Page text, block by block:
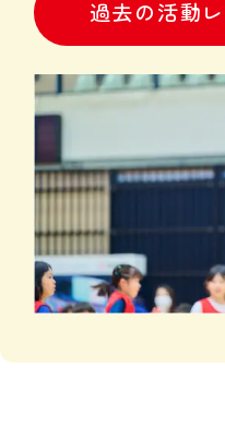
過去の活動